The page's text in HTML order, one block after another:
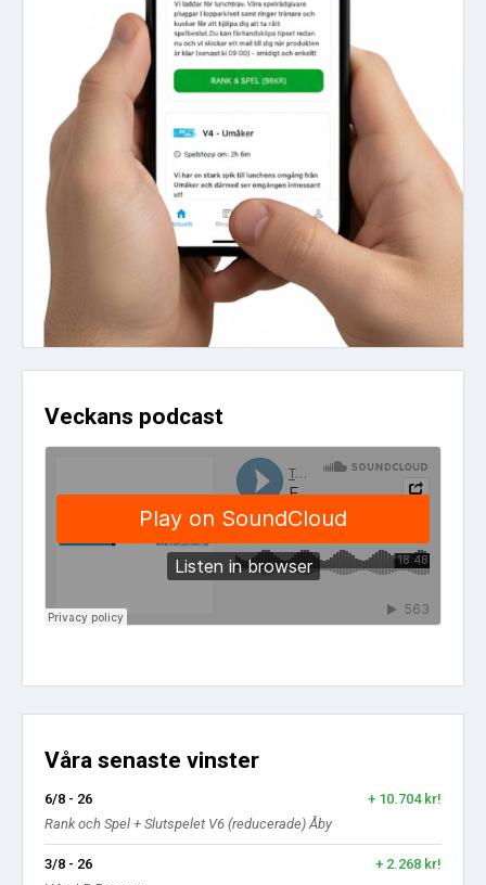
Veckans podcast
Våra senaste vinster
6/8 - 26
+ 10.704 kr!
Rank och Spel + Slutspelet V6 (reducerade) Åby
3/8 - 26
+ 2.268 kr!